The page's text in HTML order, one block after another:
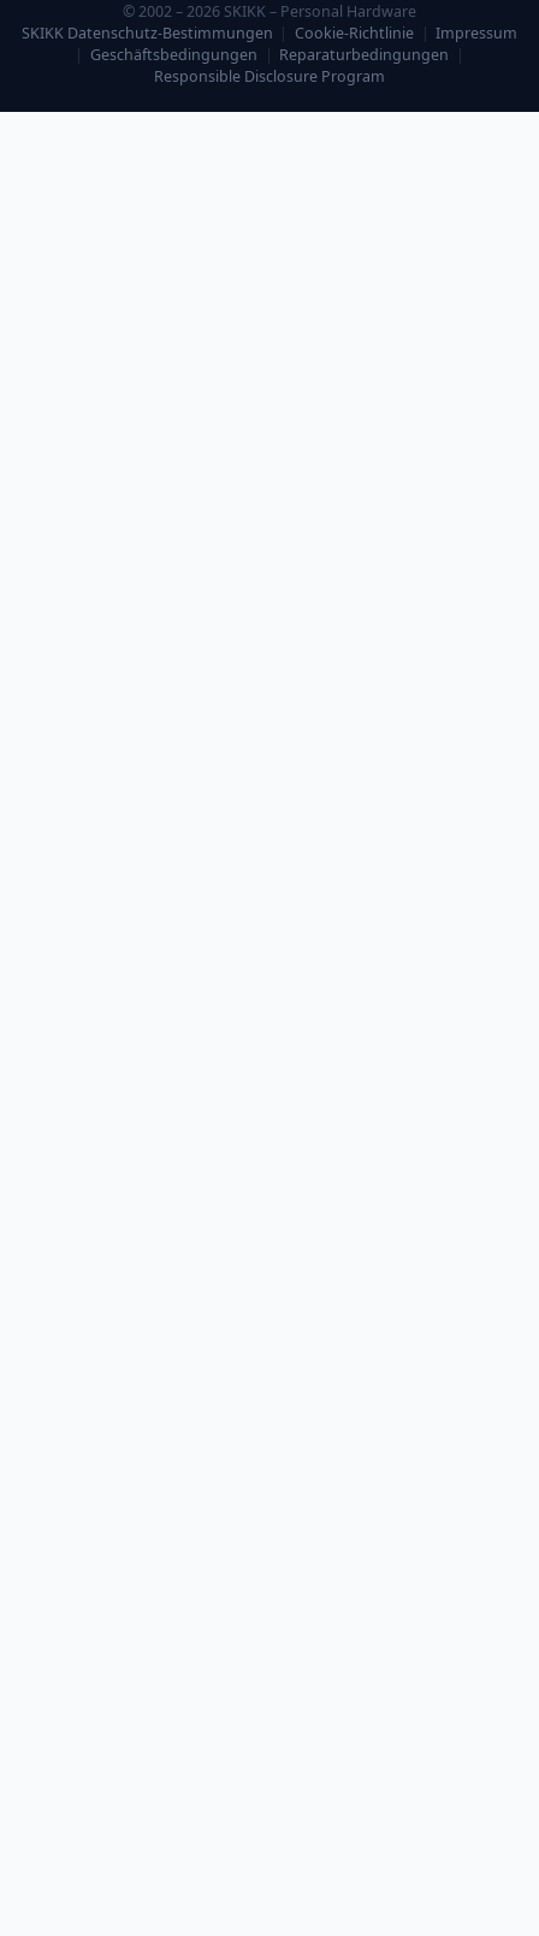
© 2002 – 2026 SKIKK – Personal Hardware
SKIKK Datenschutz-Bestimmungen | Cookie-Richtlinie | Impressum
| Geschäftsbedingungen | Reparaturbedingungen |
Responsible Disclosure Program